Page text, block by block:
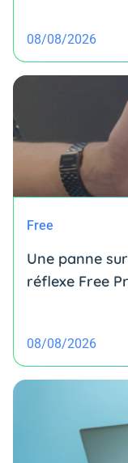
08/08/2026
Free
Une panne
réflexe Free
08/08/2026